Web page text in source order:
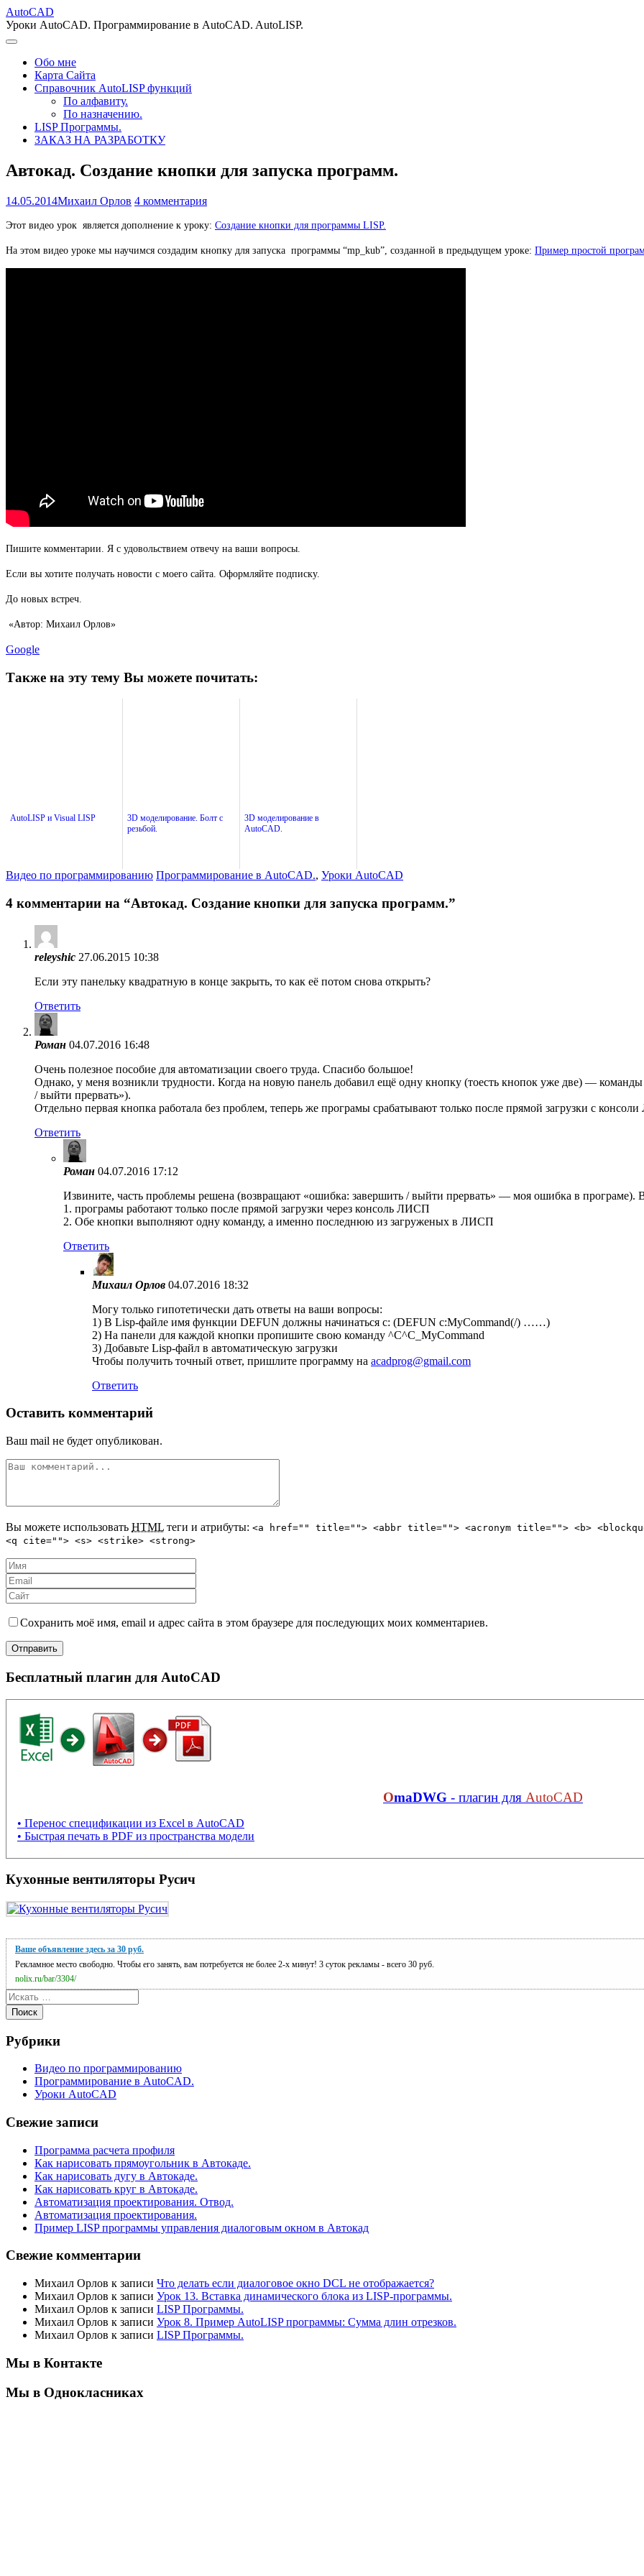
AutoCAD
Уроки AutoCAD. Программирование в AutoCAD. AutoLISP.
Обо мне
Карта Сайта
Справочник AutoLISP функций
По алфавиту.
По назначению.
LISP Программы.
ЗАКАЗ НА РАЗРАБОТКУ
Автокад. Создание кнопки для запуска программ.
14.05.2014Михаил Орлов 4 комментария
Этот видео урок является дополнение к уроку: Создание кнопки для программы LISP.
На этом видео уроке мы научимся создадим кнопку для запуска программы “mp_kub”, созданной в предыдущем уроке: Пример простой
Пишите комментарии. Я с удовольствием отвечу на ваши вопросы.
Если вы хотите получать новости с моего сайта. Оформляйте подписку.
До новых встреч.
«Автор: Михаил Орлов»
Google
Также на эту тему Вы можете почитать:
AutoLISP и Visual LISP
3D моделирование. Болт с
резьбой.
3D моделирование в
AutoCAD.
Видео по программированию Программирование в AutoCAD., Уроки AutoCAD
4 комментарии на “Автокад. Создание кнопки для запуска программ.”
releyshic 27.06.2015 10:38
Если эту панельку квадратную в конце закрыть, то как её потом снова открыть?
Ответить
Роман 04.07.2016 16:48
Очень полезное пособие для автоматизации своего труда. Спасибо большое!
Однако, у меня возникли трудности. Когда на новую панель добавил ещё одну кнопку (тоесть кнопок уже две) —
/ выйти прервать»).
Отдельно первая кнопка работала без проблем, теперь же програмы срабатывают только после прямой загрузки с
Ответить
Роман 04.07.2016 17:12
Извините, часть проблемы решена (возвращают «ошибка: завершить / выйти прервать» — моя ошибка в програме).
1. програмы работают только после прямой загрузки через консоль ЛИСП
2. Обе кнопки выполняют одну команду, а именно последнюю из загруженых в ЛИСП
Ответить
Михаил Орлов 04.07.2016 18:32
Могу только гипотетически дать ответы на ваши вопросы:
1) В Lisp-файле имя функции DEFUN должны начинаться с: (DEFUN c:MyCommand(/) ……)
2) На панели для каждой кнопки пропишите свою команду ^C^C_MyCommand
3) Добавьте Lisp-файл в автоматическую загрузки
Чтобы получить точный ответ, пришлите программу на acadprog@gmail.com
Ответить
Оставить комментарий
Ваш mail не будет опубликован.
Вы можете использовать HTML теги и атрибуты: <a href="" title=""> <abbr title=""> <acronym title=""> <b>
<q cite=""> <s> <strike> <strong>
Сохранить моё имя, email и адрес сайта в этом браузере для последующих моих комментариев.
Бесплатный плагин для AutoCAD
OmaDWG - плагин для AutoCAD
• Перенос спецификации из Excel в AutoCAD
• Быстрая печать в PDF из пространства модели
Кухонные вентиляторы Русич
Ваше объявление здесь за 30 руб.
Рекламное место свободно. Чтобы его занять, вам потребуется не более 2-х минут! 3 суток рекламы - всего 30 руб.
nolix.ru/bar/3304/
Поиск
Рубрики
Видео по программированию
Программирование в AutoCAD.
Уроки AutoCAD
Свежие записи
Программа расчета профиля
Как нарисовать прямоугольник в Автокаде.
Как нарисовать дугу в Автокаде.
Как нарисовать круг в Автокаде.
Автоматизация проектирования. Отвод.
Автоматизация проектирования.
Пример LISP программы управления диалоговым окном в Автокад
Свежие комментарии
Михаил Орлов к записи Что делать если диалоговое окно DCL не отображается?
Михаил Орлов к записи Урок 13. Вставка динамического блока из LISP-программы.
Михаил Орлов к записи LISP Программы.
Михаил Орлов к записи Урок 8. Пример AutoLISP программы: Сумма длин отрезков.
Михаил Орлов к записи LISP Программы.
Мы в Контакте
Мы в Однокласниках